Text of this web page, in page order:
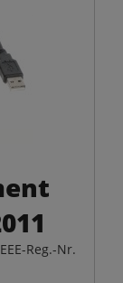
Reg.-Nr.